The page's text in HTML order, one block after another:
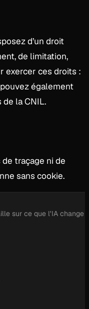
d’un droit
de limitation,
exercer ces droits :
également
la CNIL.
traçage ni de
sans cookie.
sur ce que l'IA change